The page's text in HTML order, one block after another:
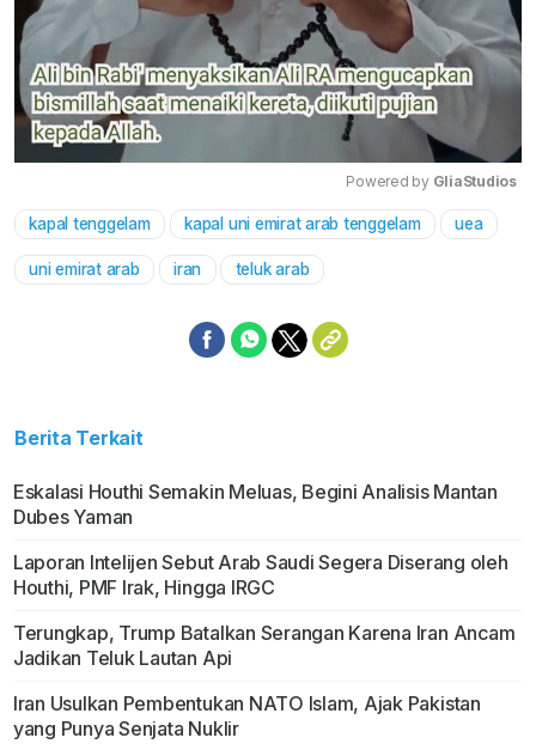
Mute
Powered by GliaStudios
kapal tenggelam kapal uni emirat arab tenggelam uea
uni emirat arab iran teluk arab
Berita Terkait
Eskalasi Houthi Semakin Meluas, Begini Analisis Mantan
Dubes Yaman
Laporan Intelijen Sebut Arab Saudi Segera Diserang oleh
Houthi, PMF Irak, Hingga IRGC
Terungkap, Trump Batalkan Serangan Karena Iran Ancam
Jadikan Teluk Lautan Api
Iran Usulkan Pembentukan NATO Islam, Ajak Pakistan
yang Punya Senjata Nuklir